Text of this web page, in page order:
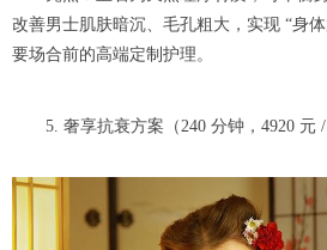
改善男士肌肤暗沉、毛孔粗大，实现 “身
要场合前的高端定制护理。
5. 奢享抗衰方案（240 分钟，4920 元 /